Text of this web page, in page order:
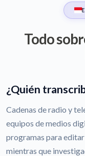
Todo
¿Quién
Cadenas de radio y
equipos de medios
programas para
mientras que